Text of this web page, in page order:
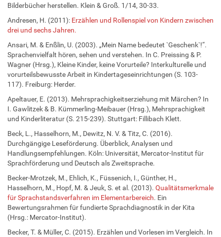
Bilderbücher herstellen. Klein & Groß. 1/14, 30-33.
Andresen, H. (2011): Erzählen und Rollenspiel von Kindern zwischen
drei und sechs Jahren.
Ansari, M. & Enßlin, U. (2003). „Mein Name bedeutet `Geschenk`!“.
Sprachenvielfalt hören, sehen und verstehen. In C. Preissing & P.
Wagner (Hrsg.), Kleine Kinder, keine Vorurteile? Interkulturelle und
vorurteilsbewusste Arbeit in Kindertageseinrichtungen (S. 103-
117). Freiburg: Herder.
Apeltauer, E. (2013). Mehrsprachigkeitserziehung mit Märchen? In
I. Gawlitzek & B. Kümmerling-Meibauer (Hrsg.), Mehrsprachigkeit
und Kinderliteratur (S. 215-239). Stuttgart: Fillibach Klett.
Beck, L., Hasselhorn, M., Dewitz, N. V. & Titz, C. (2016).
Durchgängige Leseförderung. Überblick, Analysen und
Handlungsempfehlungen. Köln: Universität, Mercator-Institut für
Sprachförderung und Deutsch als Zweitsprache.
Becker-Mrotzek, M., Ehlich, K., Füssenich, I., Günther, H.,
Hasselhorn, M., Hopf, M. & Jeuk, S. et al. (2013). Qualitätsmerkmale
für Sprachstandsverfahren im Elementarbereich. Ein
Bewertungsrahmen für fundierte Sprachdiagnostik in der Kita
(Hrsg.: Mercator-Institut).
Becker, T. & Müller, C. (2015). Erzählen und Vorlesen im Vergleich. In